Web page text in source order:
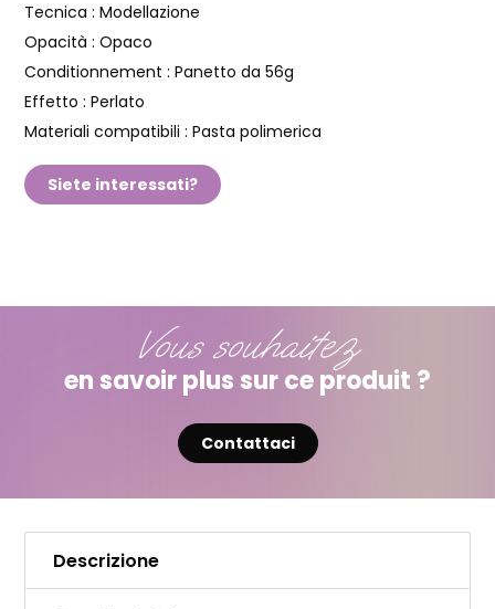
Tecnica : Modellazione
Opacità : Opaco
Conditionnement : Panetto da 56g
Effetto : Perlato
Materiali compatibili : Pasta polimerica
Siete interessati?
Vous souhaitez
en savoir plus sur ce produit ?
Contattaci
Descrizione